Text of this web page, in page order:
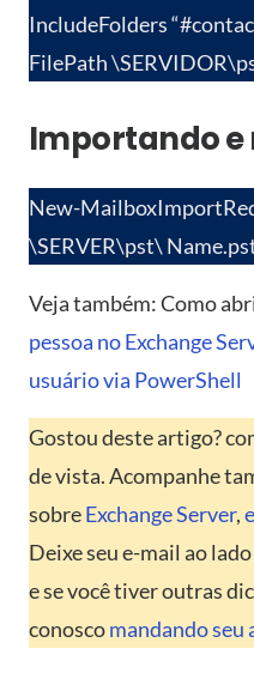
IncludeFolders
FilePath
Importando
New-
\SERVER\pst\
Veja também: Como
pessoa no Exchange
usuário via PowerShell
Gostou deste artigo?
de vista. Acompanhe
sobreExchange Server,
Deixe seu e-mail ao
e se você tiver outras
conoscomandando seu